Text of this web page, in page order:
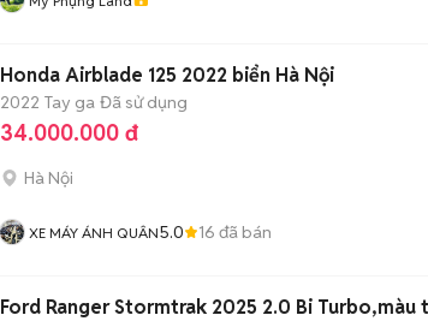
Honda Airblade 125 2022 biển Hà Nội
2022 Tay ga Đã sử dụng
34.000.000 đ
Hà Nội
XE MÁY ÁNH QUÂN5.0 16 đã bán
Ford Ranger Stormtrak 2025 2.0 Bi Turbo,màu